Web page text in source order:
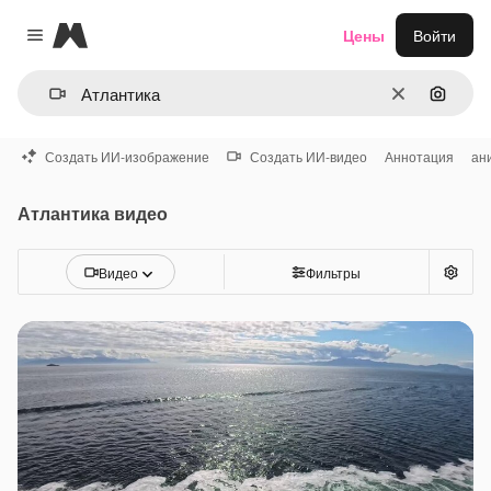
Close menu
Magnific
ОчиститьПоиск
Цены Войти
Создать ИИ-изображение Создать ИИ-видео Аннотация
Атлантика видео
Видео Фильтры